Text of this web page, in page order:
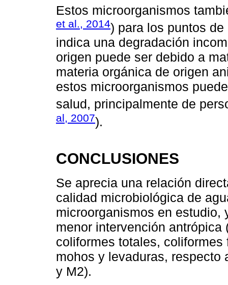
Estos microorganismos
et al., 2014) para los puntos
indica una degradación
origen puede ser debido a
materia orgánica de origen
estos microorganismos
salud, principalmente de
al, 2007).
CONCLUSIONES
Se aprecia una relación
calidad microbiológica de
microorganismos en estudio,
menor intervención
coliformes totales,
mohos y levaduras, respecto
y M2).